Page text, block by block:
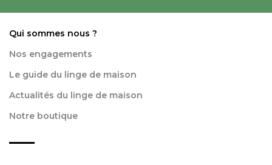
Qui sommes nous ?
Nos engagements
Le guide du linge de maison
Actualités du linge de maison
Notre boutique